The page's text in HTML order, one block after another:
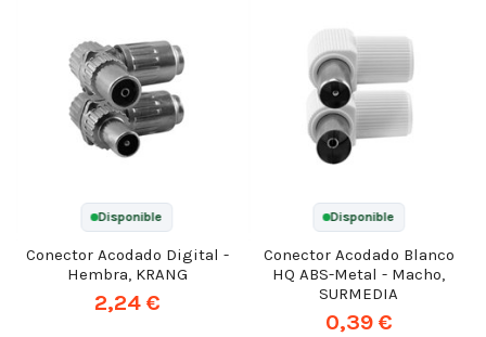
Disponible
Conector Acodado Digital -
Hembra, KRANG
2,24 €
Disponible
Conector Acodado Blanco
HQ ABS-Metal - Macho,
SURMEDIA
0,39 €